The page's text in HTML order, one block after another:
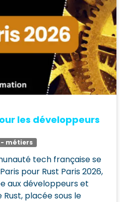
les développeurs
métiers
tech française se
pour Rust Paris 2026,
aux développeurs et
placée sous le